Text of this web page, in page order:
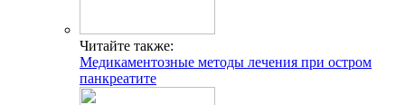
Читайте также:
Медикаментозные методы лечения при остром
панкреатите